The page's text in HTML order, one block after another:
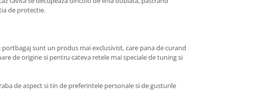
de protectie.
sunt un produs mai exclusivist, care pana de curand
de origine si pentru cateva retele mai speciale de tuning si
de aspect si tin de preferintele personale si de gusturile